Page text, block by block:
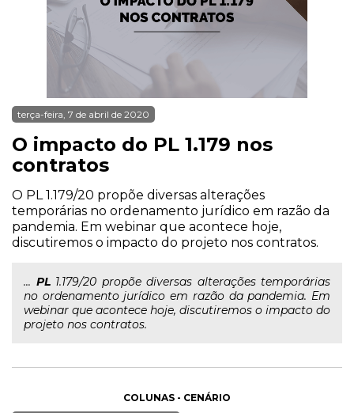
terça-feira, 7 de abril de 2020
O impacto do PL 1.179 nos
contratos
O PL 1.179/20 propõe diversas alterações
temporárias no ordenamento jurídico em razão da
pandemia. Em webinar que acontece hoje,
discutiremos o impacto do projeto nos contratos.
... PL1.179/20 propõe diversas alterações temporárias
no ordenamento jurídico em razão da pandemia. Em
webinar que acontece hoje, discutiremos o impacto do
projeto nos contratos.
COLUNAS - CENÁRIO